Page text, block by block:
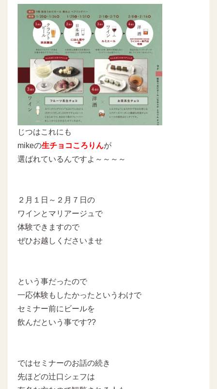
じつはこれにも
mikeの生チョコころりんが
選ばれているんですよ～～～～
２月１日～２月７日の
ワインとマリアージュで
体験できますので
ぜひお越しくださいませ
という事だったので
一応体験もしたかったというわけで
セミナー前にビールを
飲んだという事です??
ではセミナーのお話の続き
先ほどの辻口シェフは